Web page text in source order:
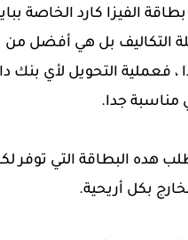
الفيزا كارد الخاصة
، فعملية التحويل لأي بنك
مناسبة جدا.
هده البطاقة التي توفر
بكل أريحية.